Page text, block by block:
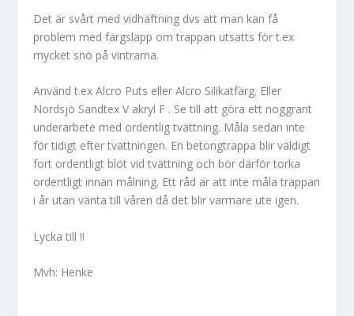
Det är svårt med vidhäftning dvs att man kan få
problem med färgsläpp om trappan utsätts för t.ex
mycket snö på vintrarna.
Använd t.ex Alcro Puts eller Alcro Silikatfärg. Eller
Nordsjö Sandtex V akryl F . Se till att göra ett noggrant
underarbete med ordentlig tvättning. Måla sedan inte
för tidigt efter tvättningen. En betongtrappa blir väldigt
fort ordentligt blöt vid tvättning och bör därför torka
ordentligt innan målning. Ett råd är att inte måla trappan
i år utan vänta till våren då det blir varmare ute igen.
Lycka till !!
Mvh: Henke